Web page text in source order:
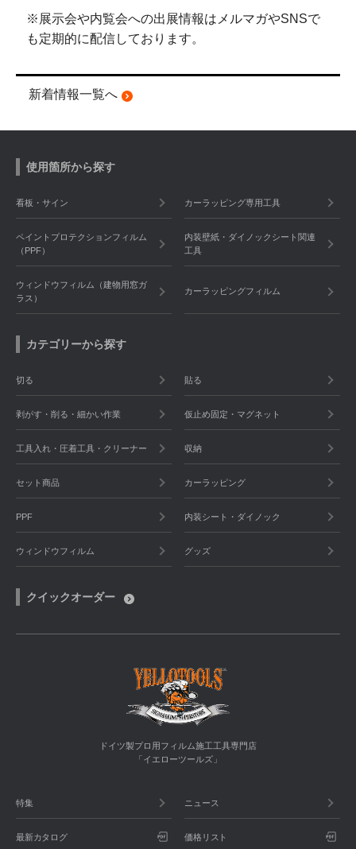
※展示会や内覧会への出展情報はメルマガやSNSで
も定期的に配信しております。
新着情報一覧へ
使用箇所から探す
看板・サイン カーラッピング専用工具
ペイントプロテクションフィルム
（PPF）
内装壁紙・ダイノックシート関連
工具
ウィンドウフィルム（建物用窓ガ
ラス）
カーラッピングフィルム
カテゴリーから探す
切る 貼る
剥がす・削る・細かい作業 仮止め固定・マグネット
工具入れ・圧着工具・クリーナー 収納
セット商品 カーラッピング
PPF 内装シート・ダイノック
ウィンドウフィルム グッズ
クイックオーダー
ドイツ製プロ用フィルム施工工具専門店
「イエローツールズ」
特集 ニュース
最新カタログ 価格リスト